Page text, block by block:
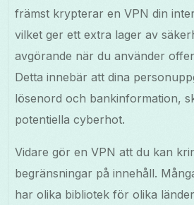
främst krypterar en VPN din
vilket ger ett extra lager av
avgörande när du använder
Detta innebär att dina
lösenord och bankinformation,
potentiella cyberhot.
Vidare gör en VPN att du kan
begränsningar på innehåll.
har olika bibliotek för olika